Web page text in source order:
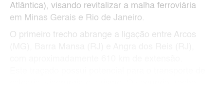
Atlântica), visando revitalizar a malha ferroviária
em Minas Gerais e Rio de Janeiro.
O primeiro trecho abrange a ligação entre Arcos